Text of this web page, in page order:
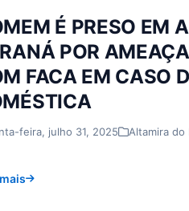
É PRESO EM
POR
FACA EM CASO
feira, julho 31, 2025 Altamira do